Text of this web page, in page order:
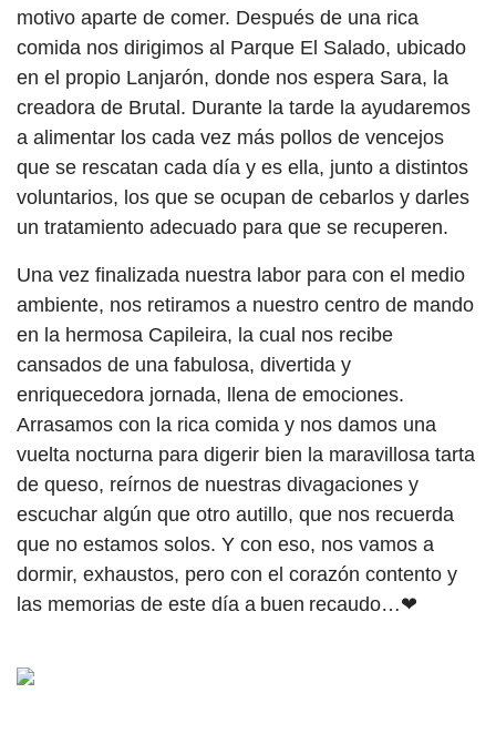
motivo aparte de comer. Después de una rica
comida nos dirigimos al Parque El Salado, ubicado
en el propio Lanjarón, donde nos espera Sara, la
creadora de Brutal. Durante la tarde la ayudaremos
a alimentar los cada vez más pollos de vencejos
que se rescatan cada día y es ella, junto a distintos
voluntarios, los que se ocupan de cebarlos y darles
un tratamiento adecuado para que se recuperen.
Una vez finalizada nuestra labor para con el medio
ambiente, nos retiramos a nuestro centro de mando
en la hermosa Capileira, la cual nos recibe
cansados de una fabulosa, divertida y
enriquecedora jornada, llena de emociones.
Arrasamos con la rica comida y nos damos una
vuelta nocturna para digerir bien la maravillosa tarta
de queso, reírnos de nuestras divagaciones y
escuchar algún que otro autillo, que nos recuerda
que no estamos solos. Y con eso, nos vamos a
dormir, exhaustos, pero con el corazón contento y
las memorias de este día a buen recaudo…❤